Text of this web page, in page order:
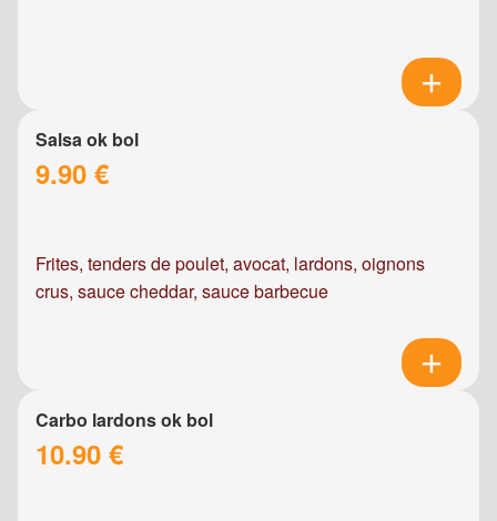
Salsa ok bol
9.90 €
Frites, tenders de poulet, avocat, lardons, oignons
crus, sauce cheddar, sauce barbecue
Carbo lardons ok bol
10.90 €